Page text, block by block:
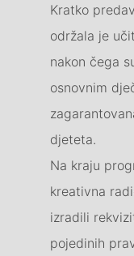
Kratko
održala je
nakon čega
osnovnim
djeteta.
Na kraju
kreativna
izradili
pojedinih